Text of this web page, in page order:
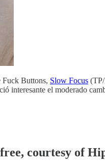
Fuck Buttons, Slow Focus
interesante el moderado
courtesy of